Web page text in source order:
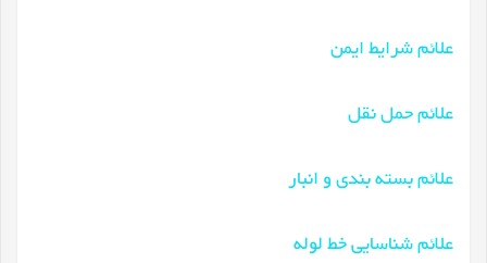
علائم شرایط ایمن
علائم حمل نقل
علائم بسته بندی و انبار
علائم شناسایی خط لوله